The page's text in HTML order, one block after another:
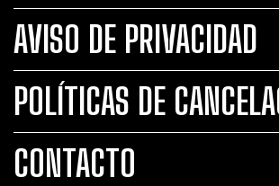
AVISO DE PRIVACIDAD
POLÍTICAS DE
CONTACTO